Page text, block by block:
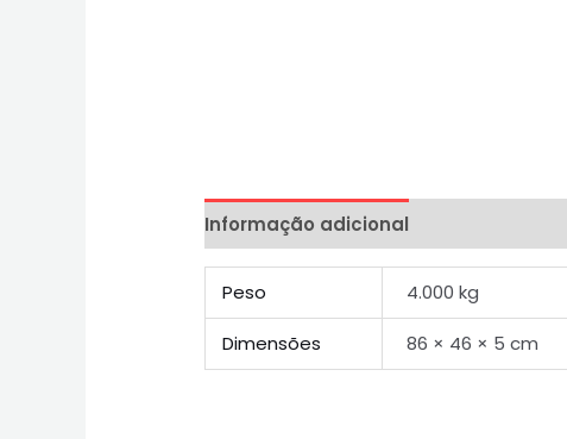
Informação adicional
Peso 4.000 kg
Dimensões 86 × 46 × 5 cm